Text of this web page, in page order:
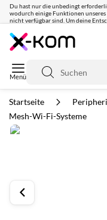
Du hast nur die unbedingt
wodurch einige Funktionen unseres
nicht verfügbar sind. Um deine
Suche
Startseite
Mesh-Wi-Fi-Systeme